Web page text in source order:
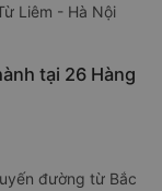
Liêm - Hà Nội
tại 26 Hàng
đường từ Bắc